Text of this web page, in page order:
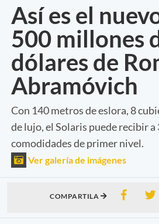
Así es el
500 millones
dólares de
Abramóvich
Con 140 metros de eslora, 8
de lujo, el Solaris puede recibir
comodidades de primer nivel.
Ver galería de imágenes
COMPARTILA